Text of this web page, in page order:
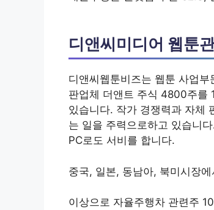
디앤씨미디어 웹툰
디앤씨웹툰비즈는 웹툰 사업
판업체 더앤트 주식 4800주를
있습니다. 작가 경쟁력과 자체
는 일을 주력으로하고 있습니
PC로도 서비를 합니다.
중국, 일본, 동남아, 북미시장
이상으로 자율주행차 관련주